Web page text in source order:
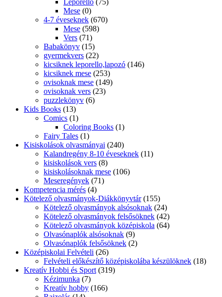
Mese (0)
4-7 éveseknek (670)
Mese (598)
Vers (71)
Babakönyv (15)
gyermekvers (22)
kicsiknek leporello,lapozó (146)
kicsiknek mese (253)
ovisoknak mese (149)
ovisoknak vers (23)
puzzlekönyv (6)
Kids Books (13)
Comics (1)
Coloring Books (1)
Fairy Tales (1)
Kisiskolások olvasmányai (240)
Kalandregény 8-10 éveseknek (11)
kisiskolások vers (8)
kisiskolásoknak mese (106)
Meseregények (71)
Kompetencia mérés (4)
Kötelező olvasmányok-Diákkönyvtár (155)
Kötelező olvasmányok alsósoknak (24)
Kötelező olvasmányok felsősöknek (42)
Kötelező olvasmányok középiskola (64)
Olvasónaplók alsósoknak (9)
Olvasónaplók felsősöknek (2)
Középiskolai Felvételi (26)
Felvételi előkészítő középiskolába készülöknek (18)
Kreatív Hobbi és Sport (319)
Kézimunka (7)
Kreatív hobby (166)